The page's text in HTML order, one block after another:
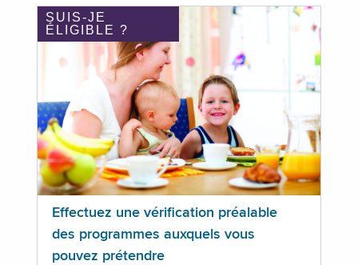
SUIS-JE
ÉLIGIBLE ?
Effectuez une vérification préalable
des programmes auxquels vous
pouvez prétendre